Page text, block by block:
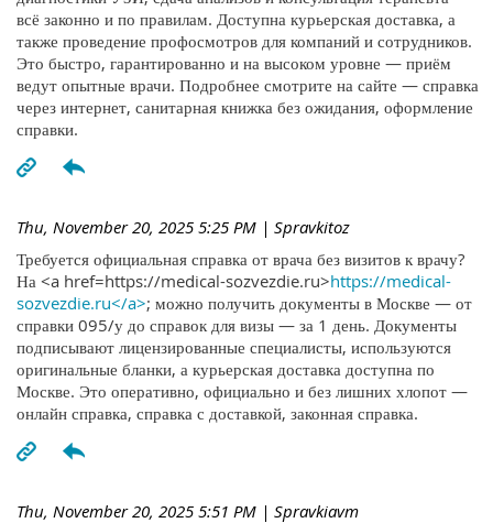
всё законно и по правилам. Доступна курьерская доставка, а
также проведение профосмотров для компаний и сотрудников.
Это быстро, гарантированно и на высоком уровне — приём
ведут опытные врачи. Подробнее смотрите на сайте — справка
через интернет, санитарная книжка без ожидания, оформление
справки.
Thu, November 20, 2025 5:25 PM | Spravkitoz
Требуется официальная справка от врача без визитов к врачу?
На <a href=https://medical-sozvezdie.ru>https://medical-
sozvezdie.ru</a>; можно получить документы в Москве — от
справки 095/у до справок для визы — за 1 день. Документы
подписывают лицензированные специалисты, используются
оригинальные бланки, а курьерская доставка доступна по
Москве. Это оперативно, официально и без лишних хлопот —
онлайн справка, справка с доставкой, законная справка.
Thu, November 20, 2025 5:51 PM | Spravkiavm